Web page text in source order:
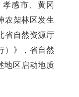
感市、黄冈
农架林区发生
省自然资源厅
）》，省自然
地区启动地质